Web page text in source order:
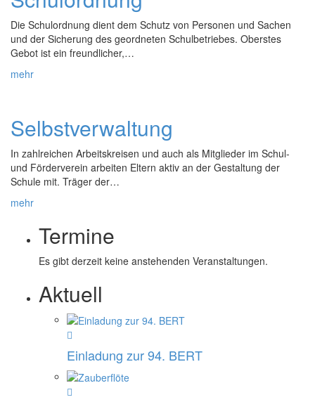
Die Schulordnung dient dem Schutz von Personen und Sachen
und der Sicherung des geordneten Schulbetriebes. Oberstes
Gebot ist ein freundlicher,…
mehr
Selbstverwaltung
In zahlreichen Arbeitskreisen und auch als Mitglieder im Schul-
und Förderverein arbeiten Eltern aktiv an der Gestaltung der
Schule mit. Träger der…
mehr
Termine
Es gibt derzeit keine anstehenden Veranstaltungen.
Aktuell
Einladung zur 94. BERT